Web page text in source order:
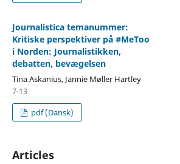
Journalistica temanummer:
Kritiske perspektiver på #MeToo
i Norden: Journalistikken,
debatten, bevægelsen
Tina Askanius, Jannie Møller Hartley
7-13
pdf (Dansk)
Articles